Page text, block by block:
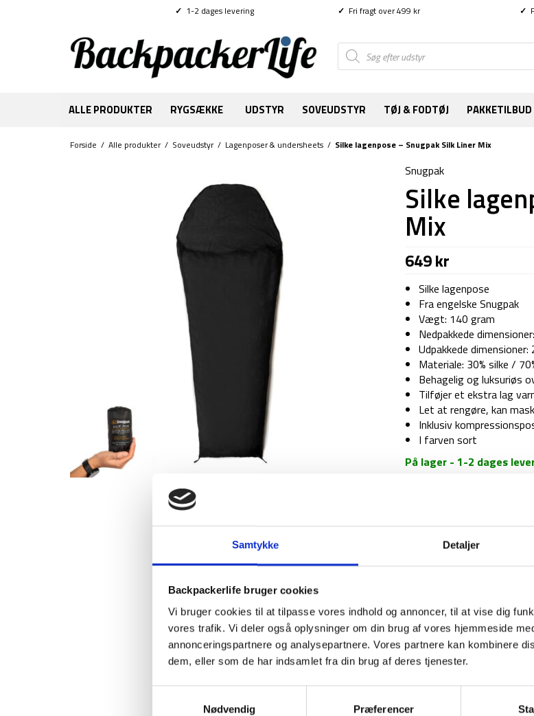
Samtykke Detaljer
Backpackerlife bruger cookies
Vi bruger cookies til at tilpasse vores indhold og annoncer, til at vise dig
vores trafik. Vi deler også oplysninger om din brug af vores hjemmeside
annonceringspartnere og analysepartnere. Vores partnere kan kombinere
dem, eller som de har indsamlet fra din brug af deres tjenester.
Nødvendig
Præferencer
✓ 1-2 dages levering ✓ Fri fragt over 499 kr ✓
Products
search
ALLE PRODUKTER RYGSÆKKE UDSTYR SOVEUDSTYR TØJ & FODTØJ PAKKETILBUD
Forside / Alle produkter/ Soveudstyr/ Lagenposer & undersheets / Silke lagenpose – Snugpak Silk Liner Mix
Snugpak
Silke
Mix
649kr
Silke lagenpose
Fra engelske Snugpak
Vægt: 140 gram
Nedpakkede
Udpakkede
Materiale: 30% silke /
Behagelig og luksuriøs
Tilføjer et ekstra lag
Let at rengøre, kan
Inklusiv
I farven sort
På lager - 1-2 dages
Snugpak
1-2 dages levering
BESKRIVELSE
Denne lagenpose er fra
og 70% bomuld. En
silke leder varme meget
derfor give din sovepose